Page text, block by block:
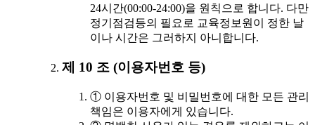
24시간(00:00-24:00)을 원칙으로 합니다. 다만
정기점검등의 필요로 교육정보원이 정한 날
이나 시간은 그러하지 아니합니다.
제 10 조 (이용자번호 등)
① 이용자번호 및 비밀번호에 대한 모든 관리
책임은 이용자에게 있습니다.